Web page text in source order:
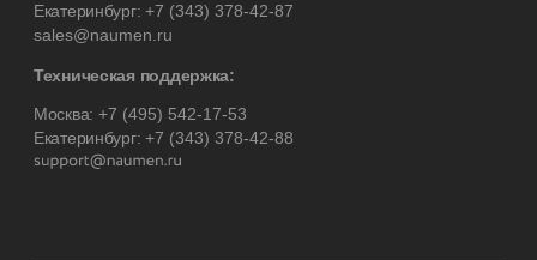
Екатеринбург:+7 (343) 378-42-87
sales@naumen.ru
Техническая поддержка:
Москва: +7 (495) 542-17-53
Екатеринбург:+7 (343) 378-42-88